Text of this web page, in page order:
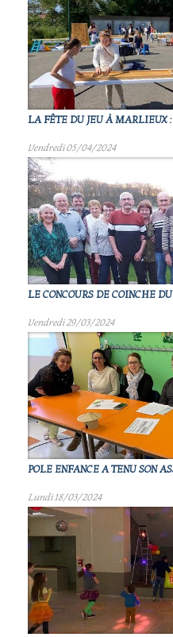
LA FÊTE DU JEU À MARLIEUX
Vendredi 05/04/2024
LE CONCOURS DE COINCHE
Vendredi 29/03/2024
POLE ENFANCE A TENU SON
Lundi 18/03/2024